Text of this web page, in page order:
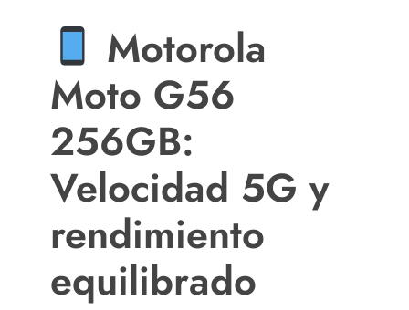
Motorola
Moto G56
256GB:
Velocidad 5G y
rendimiento
equilibrado